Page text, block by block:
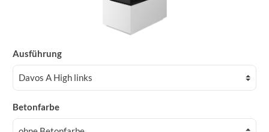
Ausführung
Betonfarbe